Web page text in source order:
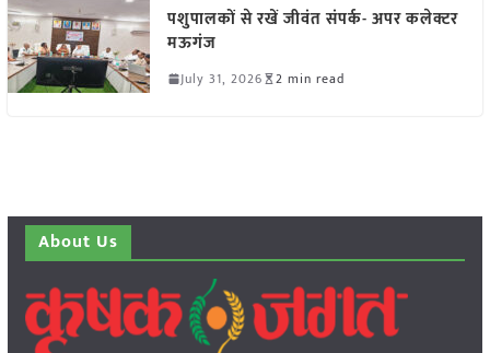
पशुपालकों से रखें जीवंत संपर्क- अपर कलेक्टर
मऊगंज
July 31, 2026 2 min read
About Us